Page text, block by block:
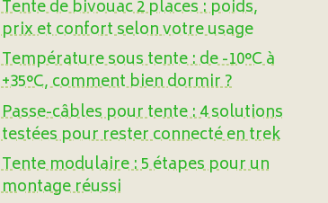
Tente de bivouac 2 places : poids,
prix et confort selon votre usage
Température sous tente : de -10°C à
+35°C, comment bien dormir ?
Passe-câbles pour tente : 4 solutions
testées pour rester connecté en trek
Tente modulaire : 5 étapes pour un
montage réussi